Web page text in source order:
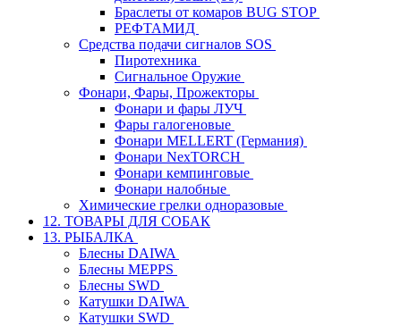
Браслеты от комаров BUG STOP
РЕФТАМИД
Средства подачи сигналов SOS
Пиротехника
Сигнальное Оружие
Фонари, Фары, Прожекторы
Фонари и фары ЛУЧ
Фары галогеновые
Фонари MELLERT (Германия)
Фонари NexTORCH
Фонари кемпинговые
Фонари налобные
Химические грелки одноразовые
12. ТОВАРЫ ДЛЯ СОБАК
13. РЫБАЛКА
Блесны DAIWA
Блесны MEPPS
Блесны SWD
Катушки DAIWA
Катушки SWD